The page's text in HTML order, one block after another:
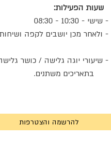
:שעות הפעילות
- שישי - 10:30 - 08:30
- ולאחר מכן יושבים לקפה
- שיעורי יוגה גלישה / כושר
בתאריכים משתנים.
להרשמה והצטרפות